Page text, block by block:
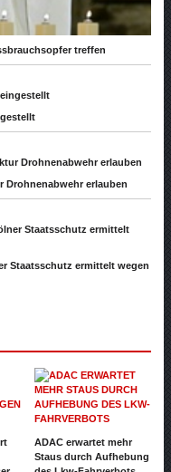
treffen
erlauben
Staatsschutz ermittelt wegen
ADAC erwartet mehr
Staus durch Aufhebung